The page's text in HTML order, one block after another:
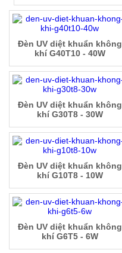
Đèn UV diệt khuẩn không
khí G40T10 - 40W
Đèn UV diệt khuẩn không
khí G30T8 - 30W
Đèn UV diệt khuẩn không
khí G10T8 - 10W
Đèn UV diệt khuẩn không
khí G6T5 - 6W